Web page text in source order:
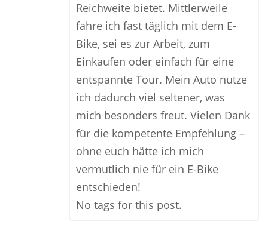
Reichweite bietet. Mittlerweile
fahre ich fast täglich mit dem E-
Bike, sei es zur Arbeit, zum
Einkaufen oder einfach für eine
entspannte Tour. Mein Auto nutze
ich dadurch viel seltener, was
mich besonders freut. Vielen Dank
für die kompetente Empfehlung –
ohne euch hätte ich mich
vermutlich nie für ein E-Bike
entschieden!
No tags for this post.